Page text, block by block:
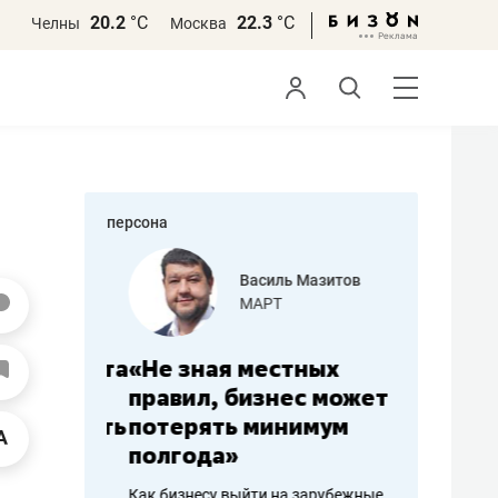
Челны 20.2 °С Москва 22.3 °С
персона
работа
Василь Мазитов
МАРТ
«Не зная местных
правил, бизнес может
потерять минимум
полгода»